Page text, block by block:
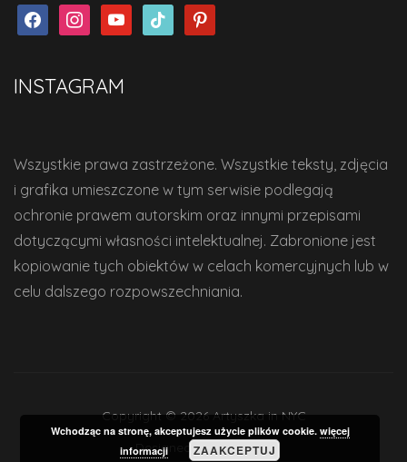
facebookinstagramyoutubetiktok pinterest
INSTAGRAM
Wszystkie prawa zastrzeżone. Wszystkie teksty, zdjęcia
i grafika umieszczone w tym serwisie podlegają
ochronie prawem autorskim oraz innymi przepisami
dotyczącymi własności intelektualnej. Zabronione jest
kopiowanie tych obiektów w celach komercyjnych lub w
celu dalszego rozpowszechniania.
Copyright © 2026 Artyszka in NYC
Designed byWPZOOM
Wchodząc na stronę, akceptujesz użycie plików cookie. więcej
informacji
ZAAKCEPTUJ